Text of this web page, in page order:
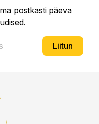
postkasti päeva
Liitun